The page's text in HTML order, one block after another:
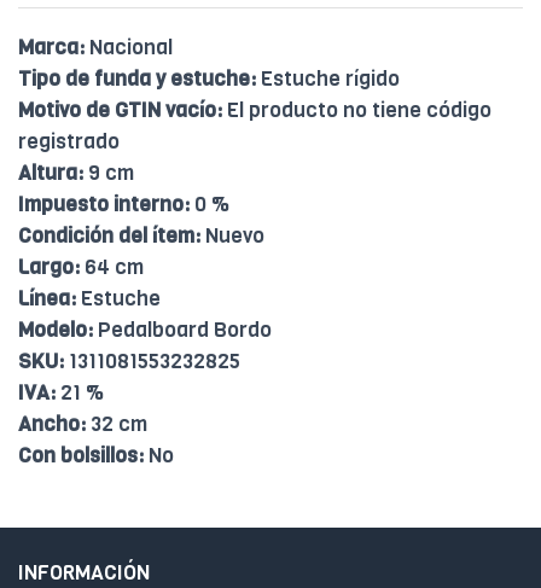
Marca: Nacional
Tipo de funda y estuche: Estuche rígido
Motivo de GTIN vacío: El producto no tiene código
registrado
Altura: 9 cm
Impuesto interno: 0 %
Condición del ítem: Nuevo
Largo: 64 cm
Línea: Estuche
Modelo: Pedalboard Bordo
SKU: 1311081553232825
IVA: 21 %
Ancho: 32 cm
Con bolsillos: No
INFORMACIÓN